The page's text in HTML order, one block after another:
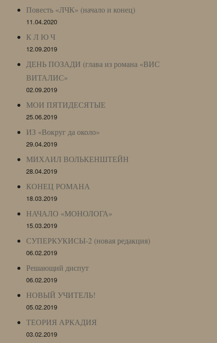
Повесть «ЛЧК» (начало и конец)
11.04.2020
К Л Ю Ч
12.09.2019
ДЕНЬ ПОЗАДИ (глава из романа «ВИС
ВИТАЛИС»
02.09.2019
МОИ ПЯТИДЕСЯТЫЕ
25.06.2019
ИЗ «Вокруг да около»
29.04.2019
МИХАИЛ ВОЛЬКЕНШТЕЙН
28.04.2019
КОНЕЦ РОМАНА
18.03.2019
НАЧАЛО «МОНОЛОГА»
15.03.2019
СУПЕРКУКИСЫ-2 (новая редакция)
06.02.2019
Решающий диспут
06.02.2019
НОВЫЙ УЧИТЕЛЬ!
05.02.2019
ТЕОРИЯ АРКАДИЯ
03.02.2019